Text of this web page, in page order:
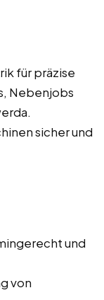
für präzise
Nebenjobs
sicher und
und
von